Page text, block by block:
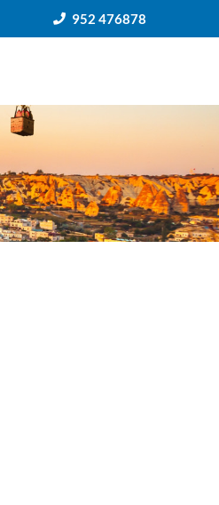
952 476878